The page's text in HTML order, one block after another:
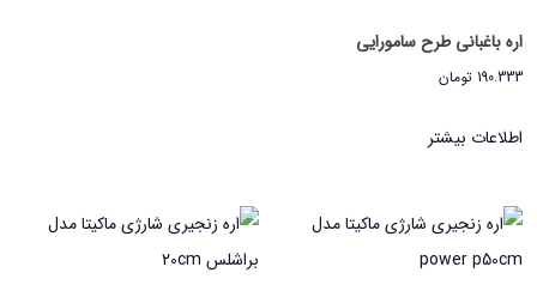
اره باغبانی طرح سامورایی
190.333 تومان
اطلاعات بیشتر